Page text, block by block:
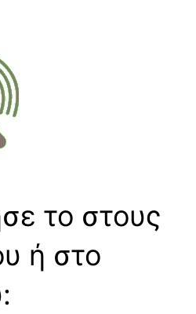
το στους
ή στο